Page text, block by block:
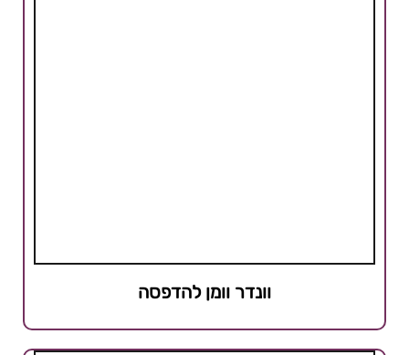
וונדר וומן להדפסה